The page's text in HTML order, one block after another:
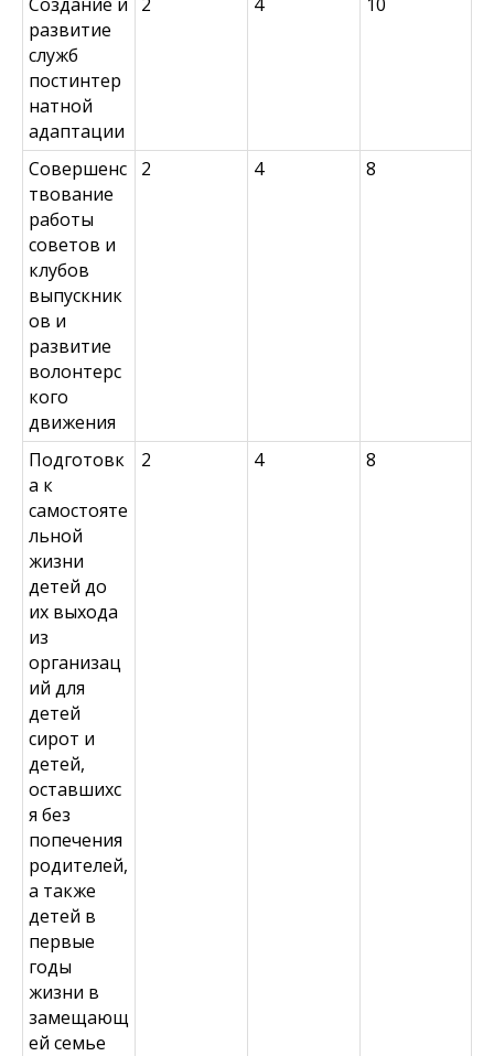
развитие
служб
постинтер
натной
адаптации
Совершенс
твование
работы
советов и
клубов
выпускник
ов и
развитие
волонтерс
кого
движения
2 4 8
Подготовк
а к
самостояте
льной
жизни
детей до
их выхода
из
организац
ий для
детей
сирот и
детей,
оставшихс
я без
попечения
родителей,
а также
детей в
первые
годы
жизни в
замещающ
ей семье
2 4 8